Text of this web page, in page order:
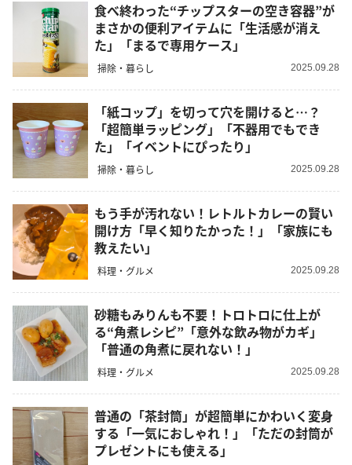
食べ終わった“チップスターの空き容器”が
まさかの便利アイテムに「生活感が消え
た」「まるで専用ケース」
掃除・暮らし 2025.09.28
「紙コップ」を切って穴を開けると…？
「超簡単ラッピング」「不器用でもでき
た」「イベントにぴったり」
掃除・暮らし 2025.09.28
もう手が汚れない！レトルトカレーの賢い
開け方「早く知りたかった！」「家族にも
教えたい」
料理・グルメ 2025.09.28
砂糖もみりんも不要！トロトロに仕上が
る“角煮レシピ”「意外な飲み物がカギ」
「普通の角煮に戻れない！」
料理・グルメ 2025.09.28
普通の「茶封筒」が超簡単にかわいく変身
する「一気におしゃれ！」「ただの封筒が
プレゼントにも使える」